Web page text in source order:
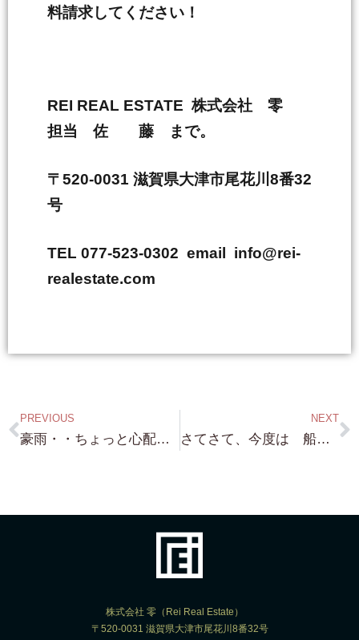
料請求してください！
REI REAL ESTATE 株式会社 零
担当 佐 藤 まで。
〒520-0031 滋賀県大津市尾花川8番32
号
TEL 077-523-0302 email info@rei-
realestate.com
PREVIOUS
豪雨・・ちょっと心配なので 管理物件 ひたすら 回ってます（笑）
NEXT
さてさて、今度は 船（笑）お客様のご依頼により 現在琵琶湖に停泊している MasterCraft X-Star 売却希望で Now for sale !!!
株式会社 零（Rei Real Estate）
〒520-0031 滋賀県大津市尾花川8番32号